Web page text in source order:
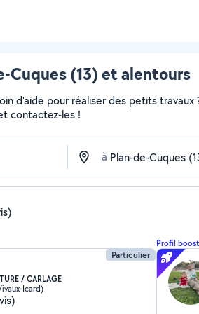
Cuques (13) et alentours
d'aide pour réaliser des petits
contactez-les !
à
Particulier
/ CARLAGE
Icard)
Profil